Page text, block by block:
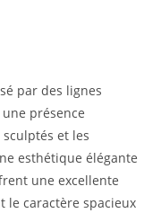
par des lignes
présence
et les
esthétique élégante
une excellente
le caractère spacieux